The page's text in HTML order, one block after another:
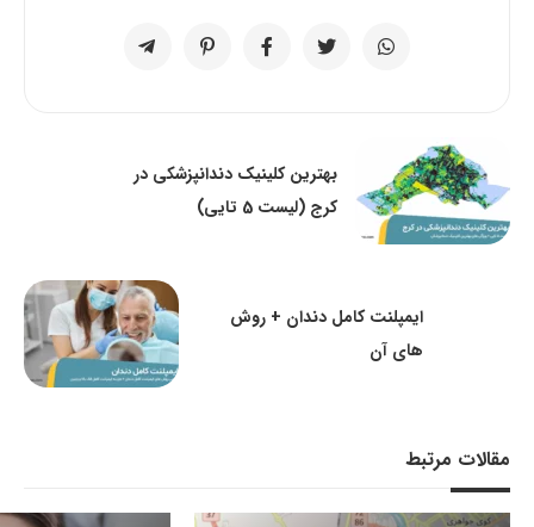
بهترین کلینیک دندانپزشکی در
کرج (لیست 5 تایی)
ایمپلنت کامل دندان + روش
های آن
مقالات مرتبط